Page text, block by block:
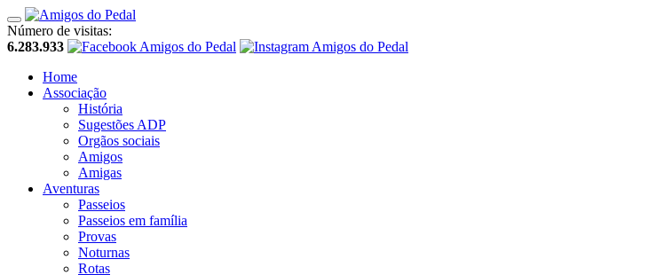
Número de visitas:
6.283.933
Home
Associação
História
Sugestões ADP
Orgãos sociais
Amigos
Amigas
Aventuras
Passeios
Passeios em família
Provas
Noturnas
Rotas